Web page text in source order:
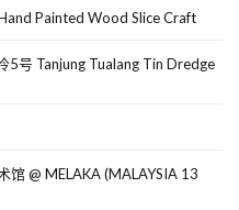
Painted Wood Slice Craft
5号 Tanjung Tualang Tin Dredge
馆 @ MELAKA (MALAYSIA 13